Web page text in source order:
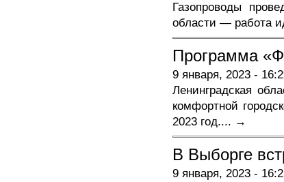
Газопроводы
области — работа
Программа
9 января, 2023 -
Ленинградская
комфортной
2023 год.... →
В Выборге
9 января, 2023 -